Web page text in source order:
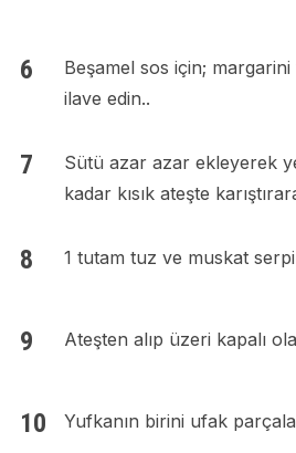
Beşamel sos için;
ilave edin..
Sütü azar azar ekleyerek
kadar kısık ateşte
1 tutam tuz ve muskat
Ateşten alıp üzeri kapalı
Yufkanın birini ufak